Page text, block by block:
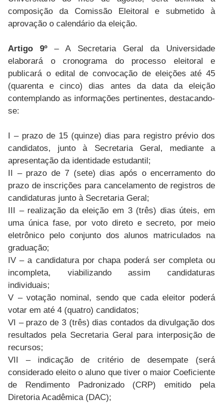
composição da Comissão Eleitoral e submetido à
aprovação o calendário da eleição.
Artigo 9º – A Secretaria Geral da Universidade
elaborará o cronograma do processo eleitoral e
publicará o edital de convocação de eleições até 45
(quarenta e cinco) dias antes da data da eleição
contemplando as informações pertinentes, destacando-
se:
I – prazo de 15 (quinze) dias para registro prévio dos
candidatos, junto à Secretaria Geral, mediante a
apresentação da identidade estudantil;
II – prazo de 7 (sete) dias após o encerramento do
prazo de inscrições para cancelamento de registros de
candidaturas junto à Secretaria Geral;
III – realização da eleição em 3 (três) dias úteis, em
uma única fase, por voto direto e secreto, por meio
eletrônico pelo conjunto dos alunos matriculados na
graduação;
IV – a candidatura por chapa poderá ser completa ou
incompleta, viabilizando assim candidaturas
individuais;
V – votação nominal, sendo que cada eleitor poderá
votar em até 4 (quatro) candidatos;
VI – prazo de 3 (três) dias contados da divulgação dos
resultados pela Secretaria Geral para interposição de
recursos;
VII – indicação de critério de desempate (será
considerado eleito o aluno que tiver o maior Coeficiente
de Rendimento Padronizado (CRP) emitido pela
Diretoria Acadêmica (DAC);